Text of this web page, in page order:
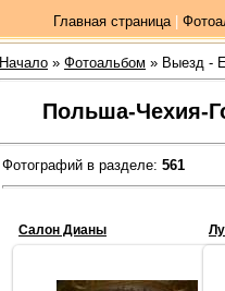
Главная страница|
Начало » Фотоальбом » Выезд -
Польша-Чехия-
Фотографий в разделе: 561
Салон Дианы